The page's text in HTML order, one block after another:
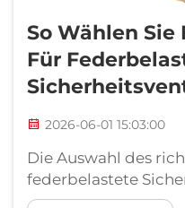
So Wählen
Für
2026-06-01 15:03:00
Die Auswahl des
federbelastete
folgenschwersten